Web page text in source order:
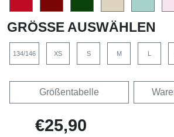
GRÖSSE AUSWÄHLEN
134/146 XS S M L
Größentabelle
€25,90